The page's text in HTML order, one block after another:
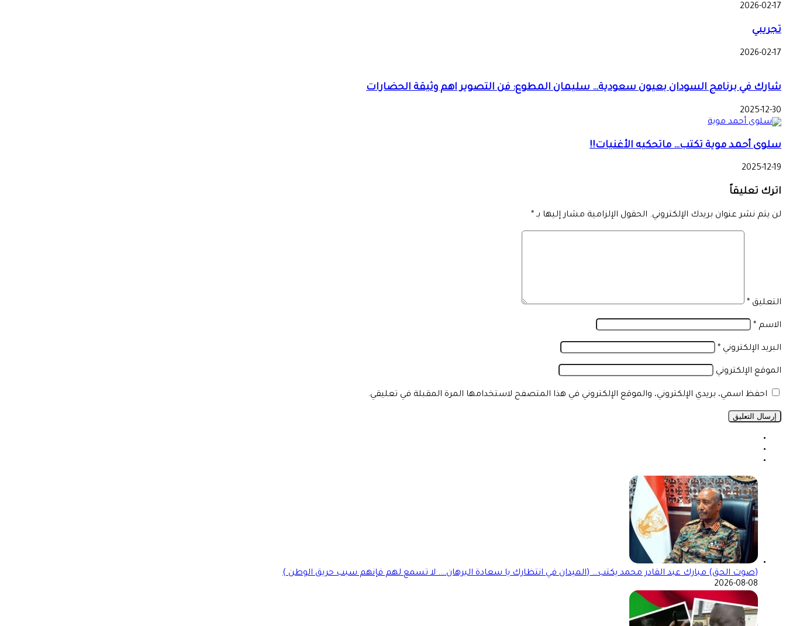
2026-02-17
تجريبي
2026-02-17
شارك في برنامج السودان بعيون سعودية… سليمان المطوع: فن التصوير اهم وثيقة الحضارات
2025-12-30
سلوى أحمد موية تكتب… ماتحكيه الأغنيات!!
2025-12-19
اترك تعليقاً
لن يتم نشر عنوان بريدك الإلكتروني. الحقول الإلزامية مشار إليها بـ *
التعليق *
الاسم *
البريد الإلكتروني *
الموقع الإلكتروني
احفظ اسمي، بريدي الإلكتروني، والموقع الإلكتروني في هذا المتصفح لاستخدامها المرة المقبلة في تعليقي.
(صوت الحق) مبارك عبد القادر محمد يكتب… (الميدان في انتظارك يا سعادة البرهان…. لا تسمع لهم فإنهم سبب حريق الوطن )
2026-08-08